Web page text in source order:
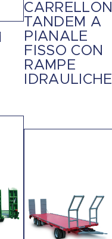
CARRELLONI
TANDEM A
PIANALE
FISSO CON
RAMPE
IDRAULICHE